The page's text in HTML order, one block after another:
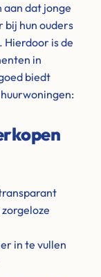
dat jonge
bij hun ouders
Hierdoor is de
in
biedt
in te vullen